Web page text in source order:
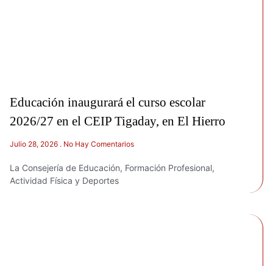
Educación inaugurará el curso escolar
2026/27 en el CEIP Tigaday, en El Hierro
Julio 28, 2026 No Hay Comentarios
La Consejería de Educación, Formación Profesional,
Actividad Física y Deportes